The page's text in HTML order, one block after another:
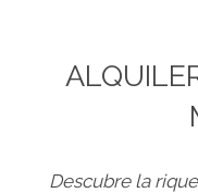
Descubre la